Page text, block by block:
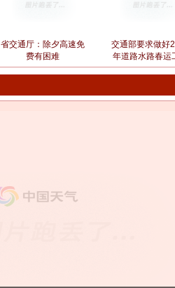
省交通厅：除夕高速免
费有困难
交通部要求做好
年道路水路春运